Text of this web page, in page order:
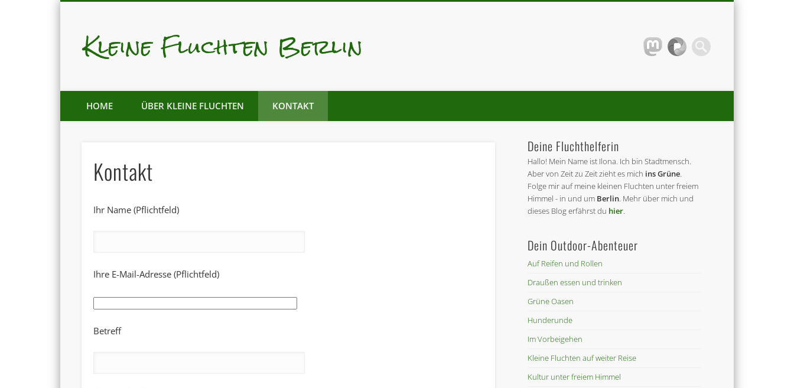
Kleine Fluchten Berlin
MastodonPixelfed
HOME ÜBER KLEINE FLUCHTEN KONTAKT
Kontakt
Ihr Name (Pflichtfeld)
Ihre E-Mail-Adresse (Pflichtfeld)
Betreff
Deine Fluchthelferin
Hallo! Mein Name ist Ilona. Ich bin Stadtmensch.
Aber von Zeit zu Zeit zieht es mich ins Grüne
Folge mir auf meine kleinen Fluchten unter freiem
Himmel - in und um Berlin . Mehr über mich und
dieses Blog erfährst du hier
Dein Outdoor-Abenteuer
Auf Reifen und Rollen
Draußen essen und trinken
Grüne Oasen
Hunderunde
Im Vorbeigehen
Kleine Fluchten auf weiter Reise
Kultur unter freiem Himmel